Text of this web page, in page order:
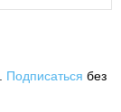
Подписаться без